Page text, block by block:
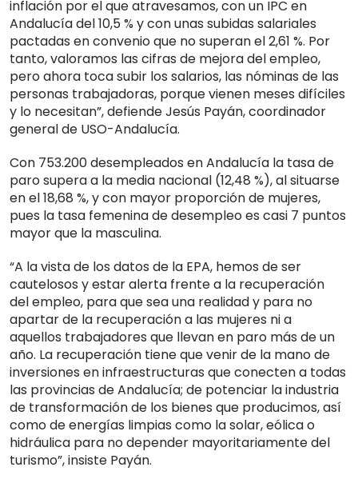
inflación por el que atravesamos, con un IPC en
Andalucía del 10,5 % y con unas subidas salariales
pactadas en convenio que no superan el 2,61 %. Por
tanto, valoramos las cifras de mejora del empleo,
pero ahora toca subir los salarios, las nóminas de las
personas trabajadoras, porque vienen meses difíciles
y lo necesitan”, defiende Jesús Payán, coordinador
general de USO-Andalucía.
Con 753.200 desempleados en Andalucía la tasa de
paro supera a la media nacional (12,48 %), al situarse
en el 18,68 %, y con mayor proporción de mujeres,
pues la tasa femenina de desempleo es casi 7 puntos
mayor que la masculina.
“A la vista de los datos de la EPA, hemos de ser
cautelosos y estar alerta frente a la recuperación
del empleo, para que sea una realidad y para no
apartar de la recuperación a las mujeres ni a
aquellos trabajadores que llevan en paro más de un
año. La recuperación tiene que venir de la mano de
inversiones en infraestructuras que conecten a todas
las provincias de Andalucía; de potenciar la industria
de transformación de los bienes que producimos, así
como de energías limpias como la solar, eólica o
hidráulica para no depender mayoritariamente del
turismo”, insiste Payán.